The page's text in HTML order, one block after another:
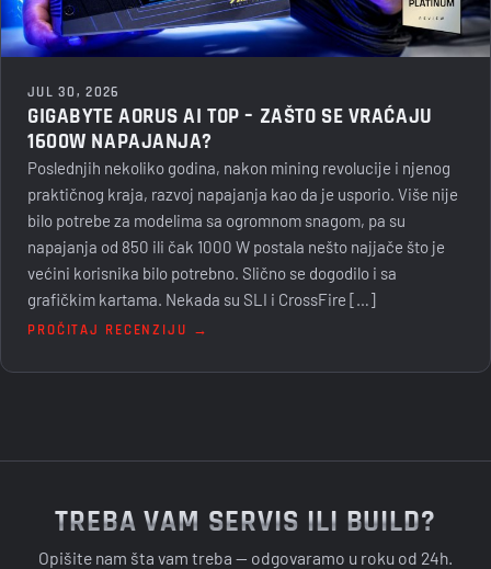
JUL 30, 2026
GIGABYTE AORUS AI TOP – ZAŠTO SE VRAĆAJU
1600W NAPAJANJA?
Poslednjih nekoliko godina, nakon mining revolucije i njenog
praktičnog kraja, razvoj napajanja kao da je usporio. Više nije
bilo potrebe za modelima sa ogromnom snagom, pa su
napajanja od 850 ili čak 1000 W postala nešto najjače što je
većini korisnika bilo potrebno. Slično se dogodilo i sa
grafičkim kartama. Nekada su SLI i CrossFire […]
PROČITAJ RECENZIJU →
TREBA VAM SERVIS ILI BUILD?
Opišite nam šta vam treba — odgovaramo u roku od 24h.